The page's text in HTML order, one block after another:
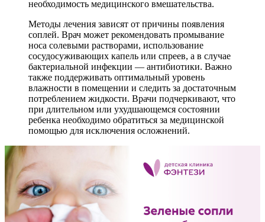
необходимость медицинского вмешательства.
Методы лечения зависят от причины появления
соплей. Врач может рекомендовать промывание
носа солевыми растворами, использование
сосудосуживающих капель или спреев, а в случае
бактериальной инфекции — антибиотики. Важно
также поддерживать оптимальный уровень
влажности в помещении и следить за достаточным
потреблением жидкости. Врачи подчеркивают, что
при длительном или ухудшающемся состоянии
ребенка необходимо обратиться за медицинской
помощью для исключения осложнений.